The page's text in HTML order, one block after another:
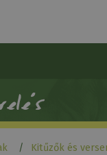
Kitűzők és